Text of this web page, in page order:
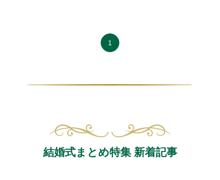
1
結婚式まとめ特集 新着記事